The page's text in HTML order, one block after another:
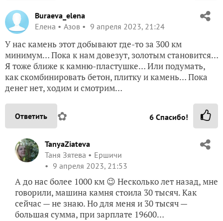
Buraeva_elena
Елена
Азов 9 апреля 2023, 21:24
У нас камень этот добывают где-то за 300 км
минимум… Пока к нам довезут, золотым становится…
Я тоже ближе к камню-пластушке… Или подумать,
как скомбинировать бетон, плитку и камень… Пока
денег нет, ходим и смотрим…
Ответить ✿ 6 Спасибо!
TanyaZiateva
Таня Зятева
Ершичи
9 апреля 2023, 21:53
А до нас более 1000 км 😉 Несколько лет назад, мне
говорили, машина камня стоила 30 тысяч. Как
сейчас — не знаю. Но для меня и 30 тысяч —
большая сумма, при зарплате 19600…